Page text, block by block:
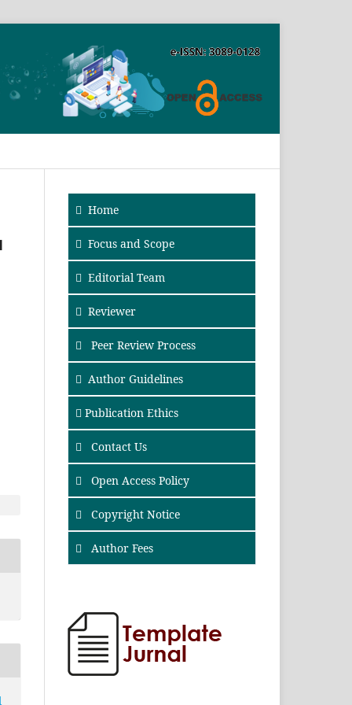
Home
Focus and Scope
Editorial Team
Reviewer
Peer Review Process
Author Guidelines
Publication Ethics
Contact Us
Open Access Policy
Copyright Notice
Author Fees